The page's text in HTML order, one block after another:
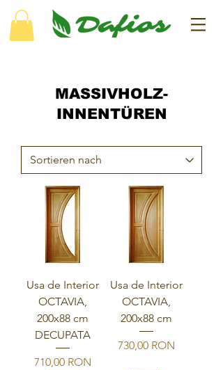
MASSIVHOLZ-
INNENTÜREN
Usa de Interior
OCTAVIA,
200x88 cm
DECUPATA
Preis
710,00 RON
Usa de Interior
OCTAVIA,
200x88 cm
Preis
730,00 RON